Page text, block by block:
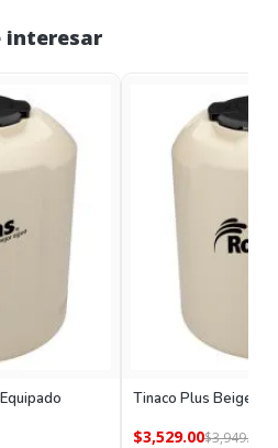
interesar
Tinaco Plus Beige
$3,529.00$3,949.00